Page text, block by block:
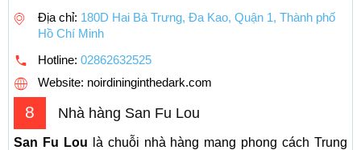
Địa chỉ: 180D Hai Bà Trưng, Đa Kao, Quận 1, Thành phố
Hồ Chí Minh
Hotline: 02862632525
Website: noirdininginthedark.com
8 Nhà hàng San Fu Lou
San Fu Lou là chuỗi nhà hàng mang phong cách Trung